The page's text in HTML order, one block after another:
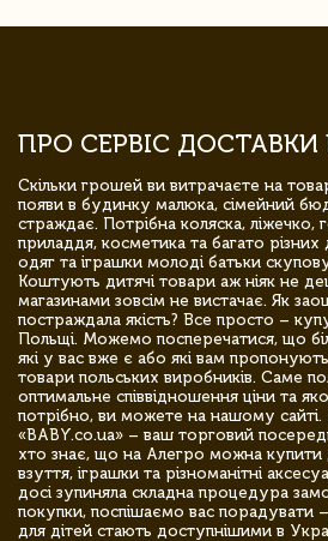
ПРО СЕРВІС ДОСТАВКИ
Скільки грошей ви витрачаєте на
появи в будинку малюка, сімейний
страждає. Потрібна коляска, ліжечко,
приладдя, косметика та багато
одяг та іграшки молоді батьки
Коштують дитячі товари аж ніяк не
магазинами зовсім не вистачає. Як
постраждала якість? Все просто –
Польщі. Можемо посперечатися, що
які у вас вже є або які вам
товари польських виробників. Саме
оптимальне співвідношення ціни та
потрібно, ви можете на нашому сайті.
«BABY.co.ua» – ваш торговий
хто знає, що на Алегро можна купити
взуття, іграшки та різноманітні
досі зупиняла складна процедура
покупки, поспішаємо вас порадувати
для дітей стають доступнішими в